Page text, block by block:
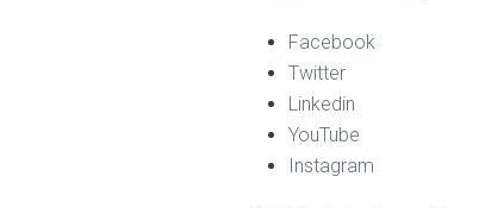
Facebook
Twitter
Linkedin
YouTube
Instagram